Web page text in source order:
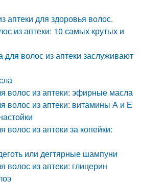
аптеки для здоровья волос.
из аптеки: 10 самых крутых и
для волос из аптеки заслуживают
волос из аптеки: эфирные масла
волос из аптеки: витамины А и Е
волос из аптеки за копейки:
или дегтярные шампуни
волос из аптеки: глицерин